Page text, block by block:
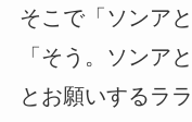
そこで「ソンア
「そう。ソンア
とお願いするララ